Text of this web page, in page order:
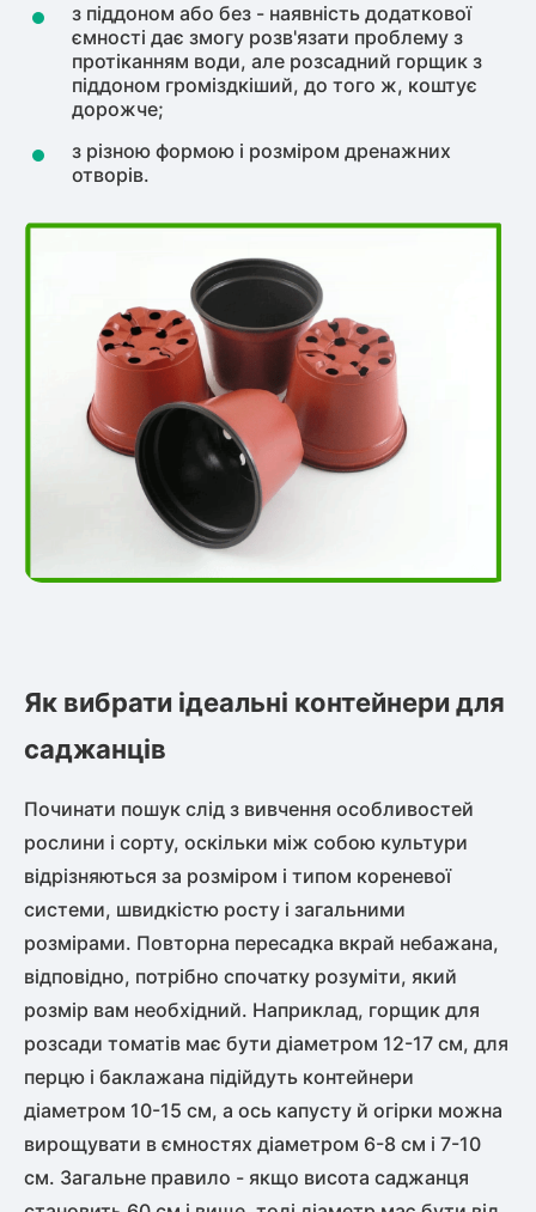
з піддоном або без - наявність додаткової
ємності дає змогу розв'язати проблему з
протіканням води, але розсадний горщик з
піддоном громіздкіший, до того ж, коштує
дорожче;
з різною формою і розміром дренажних
отворів.
Як вибрати ідеальні контейнери для
саджанців
Починати пошук слід з вивчення особливостей
рослини і сорту, оскільки між собою культури
відрізняються за розміром і типом кореневої
системи, швидкістю росту і загальними
розмірами. Повторна пересадка вкрай небажана,
відповідно, потрібно спочатку розуміти, який
розмір вам необхідний. Наприклад, горщик для
розсади томатів має бути діаметром 12-17 см, для
перцю і баклажана підійдуть контейнери
діаметром 10-15 см, а ось капусту й огірки можна
вирощувати в ємностях діаметром 6-8 см і 7-10
см. Загальне правило - якщо висота саджанця